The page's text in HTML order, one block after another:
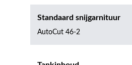
Standaard snijgarnituur
AutoCut 46-2